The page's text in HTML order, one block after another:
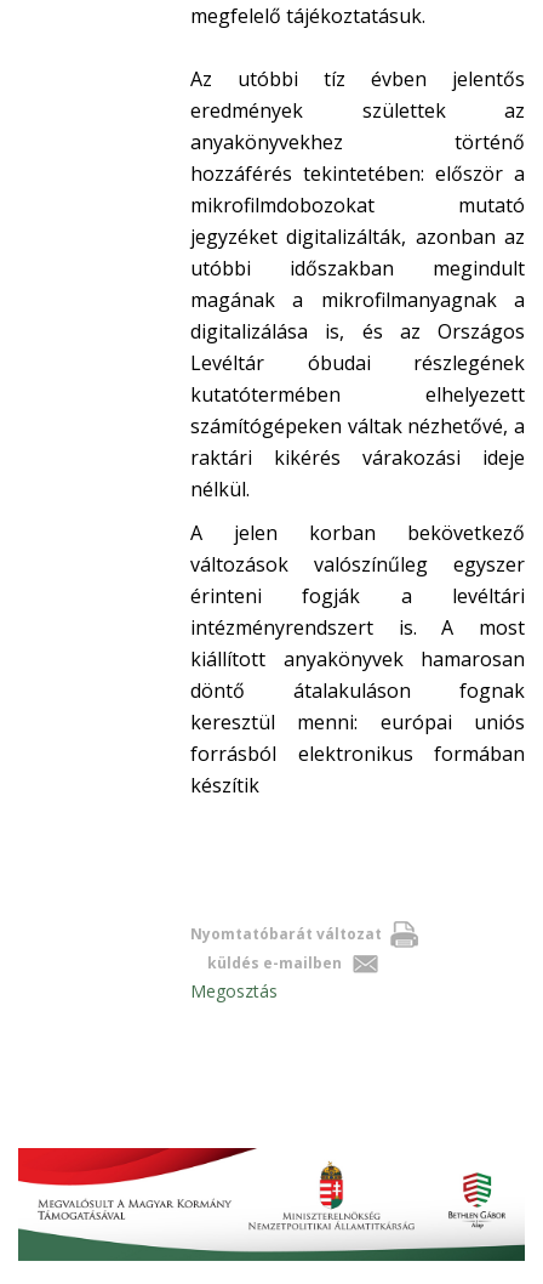
megfelelő tájékoztatásuk.
Az utóbbi tíz évben jelentős
eredmények születtek az
anyakönyvekhez történő
hozzáférés tekintetében: először a
mikrofilmdobozokat mutató
jegyzéket digitalizálták, azonban az
utóbbi időszakban megindult
magának a mikrofilmanyagnak a
digitalizálása is, és az Országos
Levéltár óbudai részlegének
kutatótermében elhelyezett
számítógépeken váltak nézhetővé, a
raktári kikérés várakozási ideje
nélkül.
A jelen korban bekövetkező
változások valószínűleg egyszer
érinteni fogják a levéltári
intézményrendszert is. A most
kiállított anyakönyvek hamarosan
döntő átalakuláson fognak
keresztül menni: európai uniós
forrásból elektronikus formában
készítik
Nyomtatóbarát változat
küldés e-mailben
Megosztás